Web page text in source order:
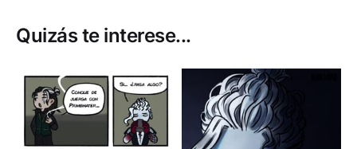
Quizás te interese...